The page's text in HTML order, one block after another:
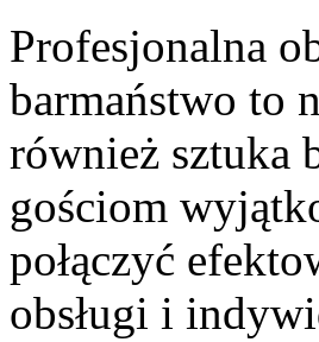
Profesjonalna
barmaństwo to
również sztuka
gościom
połączyć
obsługi i